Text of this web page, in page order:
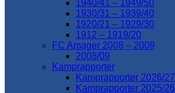
1940/41 – 1949/50
1930/31 – 1939/40
1920/21 – 1929/30
1912 – 1919/20
FC Amager 2008 – 2009
2008/09
Kamprapporter
Kamprapporter 2026/27
Kamprapporter 2025/26